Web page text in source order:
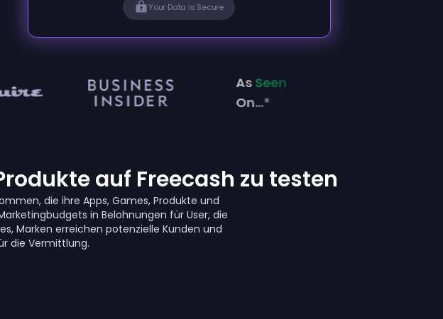
Your Data is Secure
AsSeen
On...*
auf Freecash zu testen
die ihre Apps, Games, Produkte und
in Belohnungen für User, die
Marken erreichen potenzielle Kunden und
die Vermittlung.